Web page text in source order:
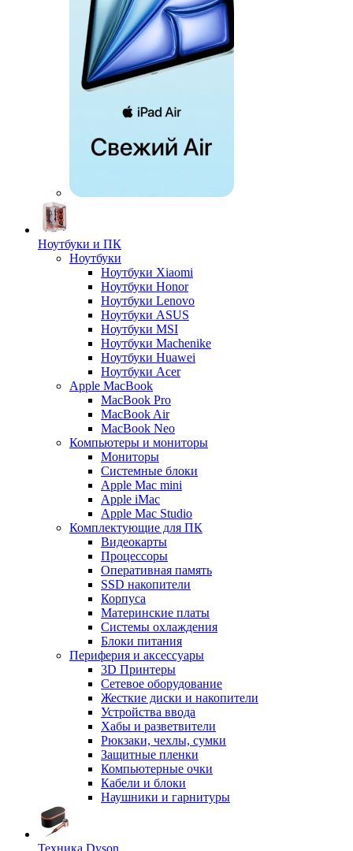
Ноутбуки и ПК
Ноутбуки
Ноутбуки Xiaomi
Ноутбуки Honor
Ноутбуки Lenovo
Ноутбуки ASUS
Ноутбуки MSI
Ноутбуки Machenike
Ноутбуки Huawei
Ноутбуки Acer
Apple MacBook
MacBook Pro
MacBook Air
MacBook Neo
Компьютеры и мониторы
Мониторы
Системные блоки
Apple Mac mini
Apple iMac
Apple Mac Studio
Комплектующие для ПК
Видеокарты
Процессоры
Оперативная память
SSD накопители
Корпуса
Материнские платы
Системы охлаждения
Блоки питания
Периферия и аксессуары
3D Принтеры
Сетевое оборудование
Жесткие диски и накопители
Устройства ввода
Хабы и разветвители
Рюкзаки, чехлы, сумки
Защитные пленки
Компьютерные очки
Кабели и блоки
Наушники и гарнитуры
Техника Dyson